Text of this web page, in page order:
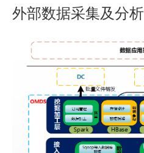
外部数据采集及分析